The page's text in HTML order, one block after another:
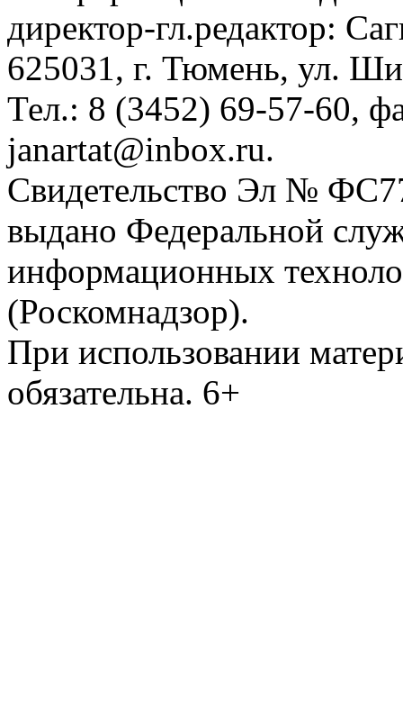
директор-гл.редактор:
625031, г. Тюмень, ул.
Тел.: 8 (3452) 69-57-60,
janartat@inbox.ru.
Свидетельство Эл №
выдано Федеральной
информационных
(Роскомнадзор).
При использовании
обязательна. 6+